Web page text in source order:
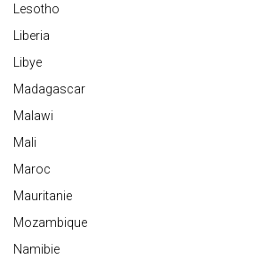
Lesotho
Liberia
Libye
Madagascar
Malawi
Mali
Maroc
Mauritanie
Mozambique
Namibie